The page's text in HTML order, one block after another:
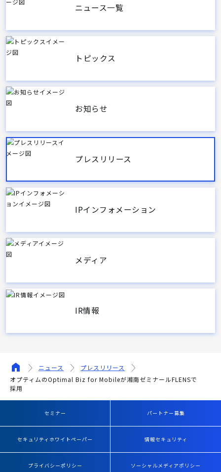
ニュース一覧
トピックス
お知らせ
プレスリリース
IPインフォメーション
メディア
IR情報
ニュース
プレスリリース
オプティムのOptimal Biz for Mobileが湘南ゼミナールFLENSで
採用
セミナー パートナー募集
セキュリティホワイトペーパー 情報セキュリティ
プライバシーポリシー ソーシャルメディアポリシー